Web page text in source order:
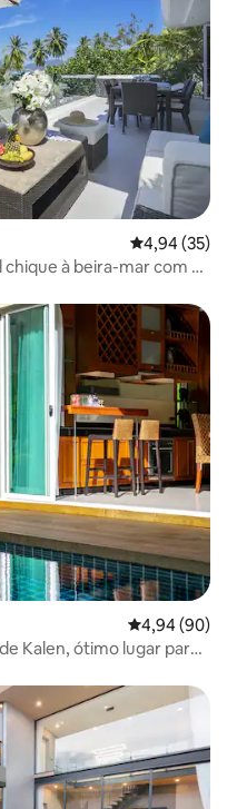
Classificação
4,94 (35)
à beira-mar com 4
Classificação
4,94 (90)
Kalen, ótimo lugar para